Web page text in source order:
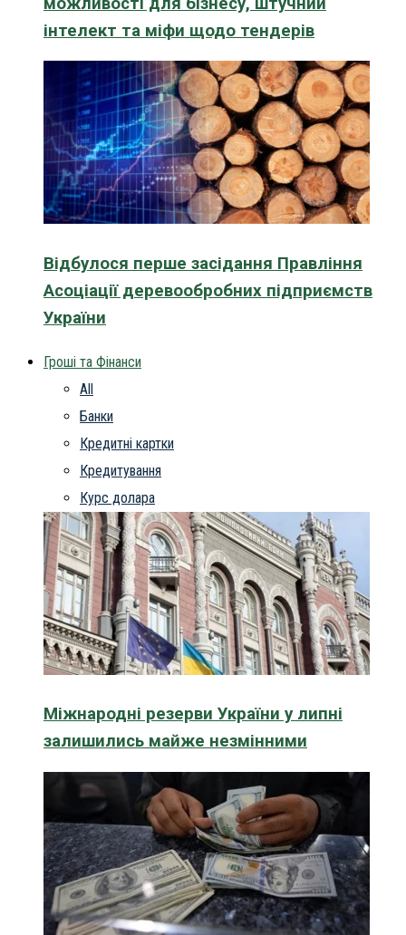
інтелект та міфи щодо тендерів
Відбулося перше засідання Правління
Асоціації деревообробних підприємств
України
Гроші та Фінанси
All
Банки
Кредитні картки
Кредитування
Курс долара
Міжнародні резерви України у липні
залишились майже незмінними